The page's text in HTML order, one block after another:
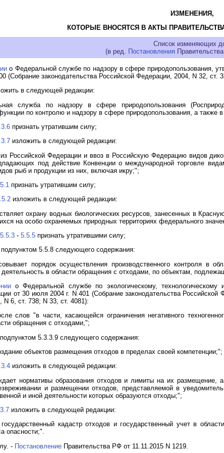
ИЗМЕНЕНИЯ,
КОТОРЫЕ ВНОСЯТСЯ В АКТЫ
Список изменяющих
(в ред. Постановления
о Федеральной службе по надзору в сфере природопользования,
(Собрание законодательства Российской Федерации, 2004, N 32, ст.
в следующей редакции:
служба по надзору в сфере природопользования
по контролю и надзору в сфере природопользования, а также
признать утратившим силу;
изложить в следующей редакции:
Российской Федерации и ввоз в Российскую Федерацию видов
под действие Конвенции о международной торговле
рыб и продукции из них, включая икру;";
признать утратившим силу;
изложить в следующей редакции:
охрану водных биологических ресурсов, занесенных в
на особо охраняемых природных территориях федерального
- 5.5.5 признать утратившими силу;
подпунктом 5.5.8 следующего содержания:
порядок осуществления производственного контроля в
в области обращения с отходами, по объектам,
о Федеральной службе по экологическому, технологическому
от 30 июля 2004 г. N 401 (Собрание законодательства
N 6, ст. 738; N 33, ст. 4081):
слов "в части, касающейся ограничения негативного
обращения с отходами,";
подпунктом 5.3.3.9 следующего содержания:
объектов размещения отходов в пределах своей компетенции;";
изложить в следующей редакции:
нормативы образования отходов и лимиты на их размещение, а
и размещении отходов, представляемой в
и иной деятельности которых образуются отходы;";
изложить в следующей редакции:
кадастр отходов и государственный учет в
опасности;".
- Постановление Правительства РФ от 11.11.2015 N 1219.